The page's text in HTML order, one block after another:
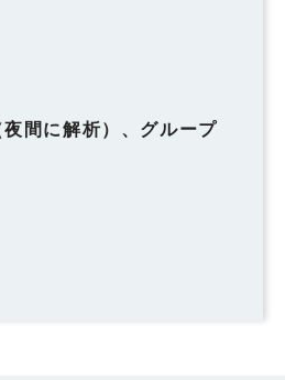
間に解析）、グループ